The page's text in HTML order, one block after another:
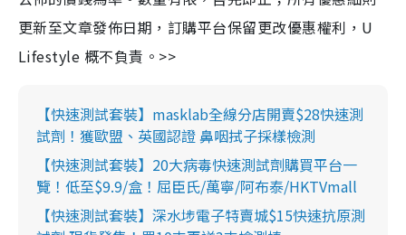
更新至文章發佈日期，訂購平台保留更改優惠權利，U
Lifestyle 概不負責。>>
【快速測試套裝】masklab全線分店開賣$28快速測
試劑！獲歐盟、英國認證 鼻咽拭子採樣檢測
【快速測試套裝】20大病毒快速測試劑購買平台一
覽！低至$9.9/盒！屈臣氏/萬寧/阿布泰/HKTVmall
【快速測試套裝】深水埗電子特賣城$15快速抗原測